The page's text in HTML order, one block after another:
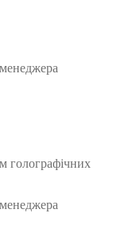
голографічних